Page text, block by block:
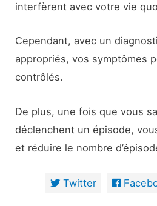
interfèrent avec votre vie
Cependant, avec un
appropriés, vos symptômes
contrôlés.
De plus, une fois que vous
déclenchent un épisode,
et réduire le nombre
Twitter